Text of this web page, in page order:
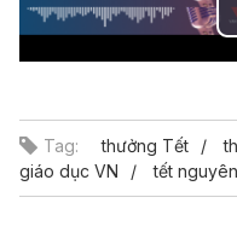
Tag: thưởng Tết
giáo dục VN
tết